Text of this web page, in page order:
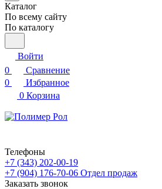
Каталог
По всему сайту
По каталогу
Войти
0
Сравнение
0
Избранное
0 Корзина
Телефоны
+7 (343) 202-00-19
+7 (904) 176-70-06 Отдел продаж
Заказать звонок